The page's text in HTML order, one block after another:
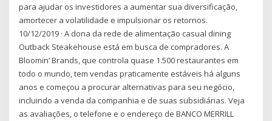
para ajudar os investidores a aumentar sua diversificação,
amortecer a volatilidade e impulsionar os retornos.
10/12/2019 · A dona da rede de alimentação casual dining
Outback Steakehouse está em busca de compradores. A
Bloomin’ Brands, que controla quase 1.500 restaurantes em
todo o mundo, tem vendas praticamente estáveis há alguns
anos e começou a procurar alternativas para seu negócio,
incluindo a venda da companhia e de suas subsidiárias. Veja
as avaliações, o telefone e o endereço de BANCO MERRILL